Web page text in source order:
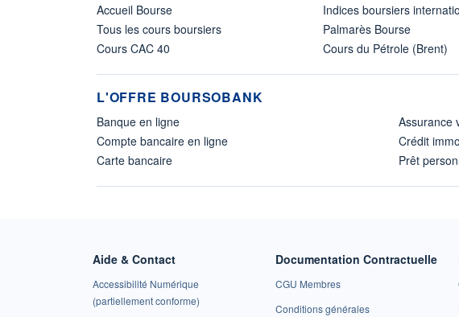
Accueil Bourse
Tous les cours boursiers
Cours CAC 40
Indices boursiers
Palmarès Bourse
Cours du Pétrole (Brent)
L'OFFRE BOURSOBANK
Banque en ligne
Compte bancaire en ligne
Carte bancaire
Assurance
Crédit
Prêt
Aide & Contact
Accessibilité Numérique
(partiellement conforme)
Documentation Contractuelle
CGU Membres
Conditions générales